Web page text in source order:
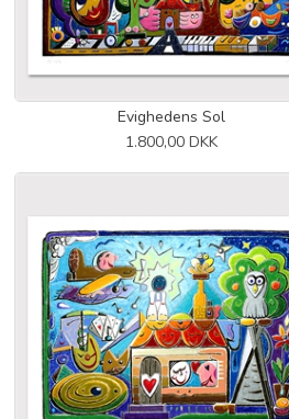
Evighedens Sol
1.800,00 DKK